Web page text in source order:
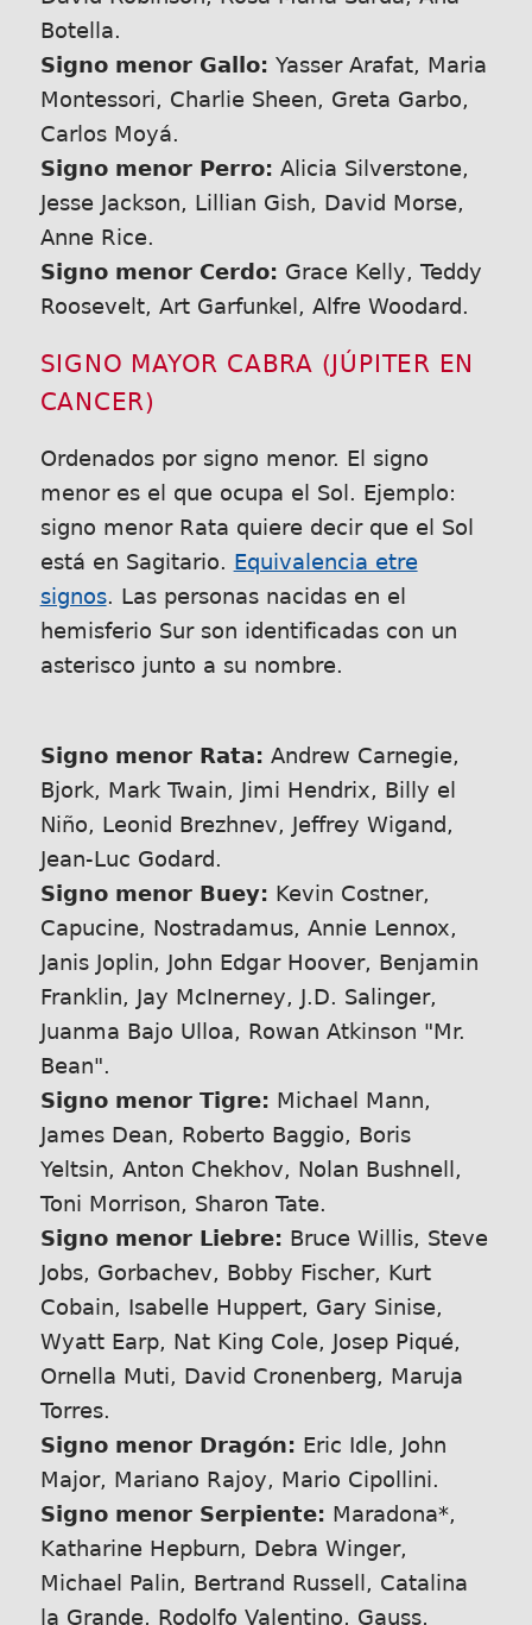
Botella.
Signo menor Gallo: Yasser Arafat, Maria
Montessori, Charlie Sheen, Greta Garbo,
Carlos Moyá.
Signo menor Perro: Alicia Silverstone,
Jesse Jackson, Lillian Gish, David Morse,
Anne Rice.
Signo menor Cerdo: Grace Kelly, Teddy
Roosevelt, Art Garfunkel, Alfre Woodard.
SIGNO MAYOR CABRA (JÚPITER EN
CANCER)
Ordenados por signo menor. El signo
menor es el que ocupa el Sol. Ejemplo:
signo menor Rata quiere decir que el Sol
está en Sagitario. Equivalencia etre
signos. Las personas nacidas en el
hemisferio Sur son identificadas con un
asterisco junto a su nombre.
Signo menor Rata: Andrew Carnegie,
Bjork, Mark Twain, Jimi Hendrix, Billy el
Niño, Leonid Brezhnev, Jeffrey Wigand,
Jean-Luc Godard.
Signo menor Buey: Kevin Costner,
Capucine, Nostradamus, Annie Lennox,
Janis Joplin, John Edgar Hoover, Benjamin
Franklin, Jay McInerney, J.D. Salinger,
Juanma Bajo Ulloa, Rowan Atkinson
Mr.
Bean .
Signo menor Tigre: Michael Mann,
James Dean, Roberto Baggio, Boris
Yeltsin, Anton Chekhov, Nolan Bushnell,
Toni Morrison, Sharon Tate.
Signo menor Liebre: Bruce Willis, Steve
Jobs, Gorbachev, Bobby Fischer, Kurt
Cobain, Isabelle Huppert, Gary Sinise,
Wyatt Earp, Nat King Cole, Josep Piqué,
Ornella Muti, David Cronenberg, Maruja
Torres.
Signo menor Dragón: Eric Idle, John
Major, Mariano Rajoy, Mario Cipollini.
Signo menor Serpiente: Maradona*,
Katharine Hepburn, Debra Winger,
Michael Palin, Bertrand Russell, Catalina
la Grande, Rodolfo Valentino, Gauss,